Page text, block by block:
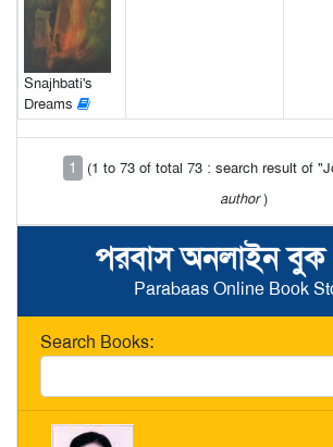
পরবাস অনলাইন বুক
Parabaas Online Book
Search Books:
Snajhbati's
Dreams
1
(1 to 73 of total 73 : search result of
author)